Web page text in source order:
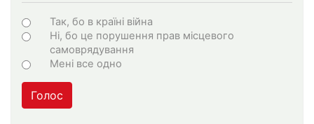
Варіанти
Так, бо в країні війна
Ні, бо це порушення прав місцевого
самоврядування
Мені все одно
Голос